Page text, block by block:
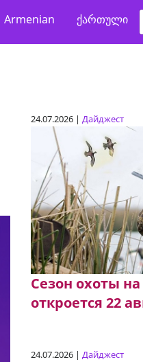
Armenian ქართული
24.07.2026 | Дайджест
Сезон охоты
откроется 22
24.07.2026 | Дайджест